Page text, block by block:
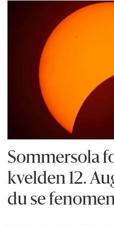
Sommersola
kvelden 12.
du se